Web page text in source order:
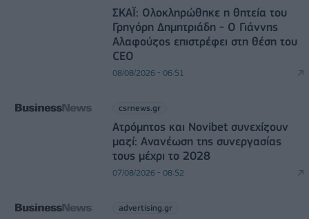
ΣΚΑΪ: Ολοκληρώθηκε η θητεία του
Γρηγόρη Δημητριάδη - Ο Γιάννης
Αλαφούζος επιστρέφει στη θέση του
CEO
08/08/2026 - 06:51
csrnews.gr
Ατρόμητος και Novibet συνεχίζουν
μαζί: Ανανέωση της συνεργασίας
τους μέχρι το 2028
07/08/2026 - 08:52
advertising.gr